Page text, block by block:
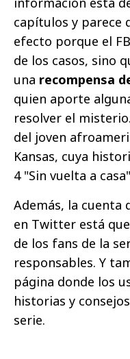
capítulos y parece
efecto porque el
de los casos, sino
una recompensa
quien aporte
resolver el
del joven
Kansas, cuya
4 "Sin vuelta a
Además, la cuenta
en Twitter está
de los fans de la
responsables. Y
página donde los
historias y
serie.